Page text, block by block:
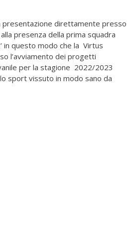
presentazione direttamente presso
presenza della prima squadra
in questo modo che la Virtus
l’avviamento dei progetti
per la stagione 2022/2023
sport vissuto in modo sano da